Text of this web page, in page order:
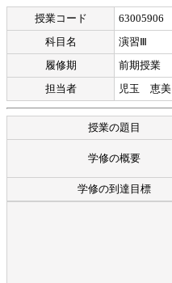
授業コード 63005906
科目名
演習Ⅲ
履修期
前期授業
担当者
児玉 恵美
授業の題目
学修の概要
学修の到達目標